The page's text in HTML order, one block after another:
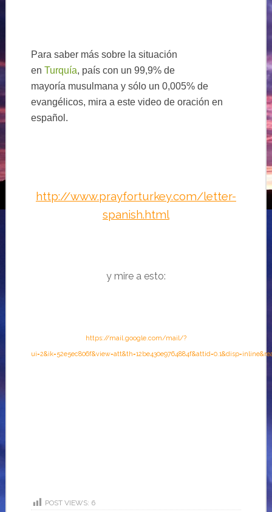
Para saber más sobre la situación
en Turquía, país con un 99,9% de
mayoría musulmana y sólo un 0,005% de
evangélicos, mira a este video de oración en
español.
http://www.prayforturkey.com/letter-
spanish.html
y mire a esto:
https://mail.google.com/mail/?
POST VIEWS: 6